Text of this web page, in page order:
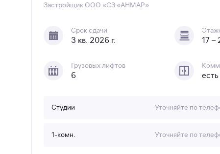
Застройщик ООО «СЗ «АНМАР»
Срок сдачи
3 кв. 2026 г. 17 –
Грузовых лифтов
6 есть
Студии Уточняйте по
1-комн. Уточняйте по